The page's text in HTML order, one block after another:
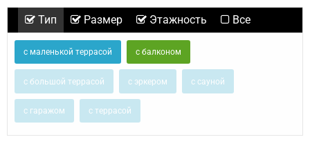
Тип Размер Этажность Все
с маленькой террасой с балконом
с большой террасой с эркером с сауной
с гаражом с террасой